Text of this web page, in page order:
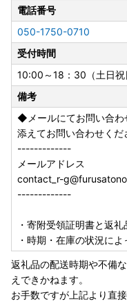
※お盆期間中のお問い
くカレンダー通りの対
※出荷自粛期間は、8月
※期間中の寄附申込に
なり、配送期間が前後
ださい。
※お盆期間中に配送予
ある場合は、期間中で
荷・14日以内出荷・配
します。
これに伴い、誠に恐れ
返礼品につきまして配
す。
何卒ご了承くださいませ
電話番号
050-1750-0710
受付時間
10:00～18：30（土日祝
備考
◆メールにてお問い合わ
添えてお問い合わせくだ
-------------
メールアドレス
contact_r-
-------------
・寄附受領証明書と返礼
・時期・在庫の状況に
返礼品の配送時期や不備
えできかねます。
お手数ですが上記より直